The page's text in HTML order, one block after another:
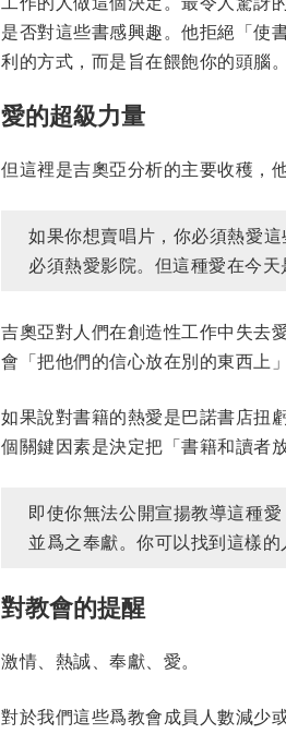
是否對這些書感興趣。他拒絕「
利的方式，而是旨在餵飽你的頭腦。
愛的超級力量
但這裡是吉奧亞分析的主要收穫，
如果你想賣唱片，你必須熱愛
必須熱愛影院。但這種愛在今天
吉奧亞對人們在創造性工作中失去
會「把他們的信心放在別的東西上
如果說對書籍的熱愛是巴諾書店扭
個關鍵因素是決定把「書籍和讀者
即使你無法公開宣揚教導這種
並爲之奉獻。你可以找到這樣
對教會的提醒
激情、熱誠、奉獻、愛。
對於我們這些爲教會成員人數減少